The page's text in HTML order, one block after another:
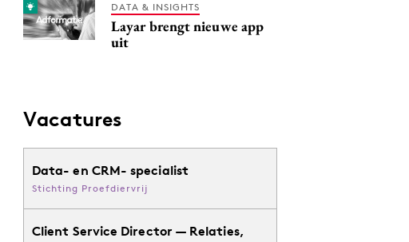
DATA & INSIGHTS
Layar brengt nieuwe app
uit
Vacatures
Data- en CRM- specialist
Stichting Proefdiervrij
Client Service Director — Relaties,